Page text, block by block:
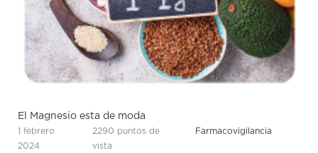
El Magnesio esta de moda
1 febrero
2024
2290 puntos de
vista
Farmacovigilancia